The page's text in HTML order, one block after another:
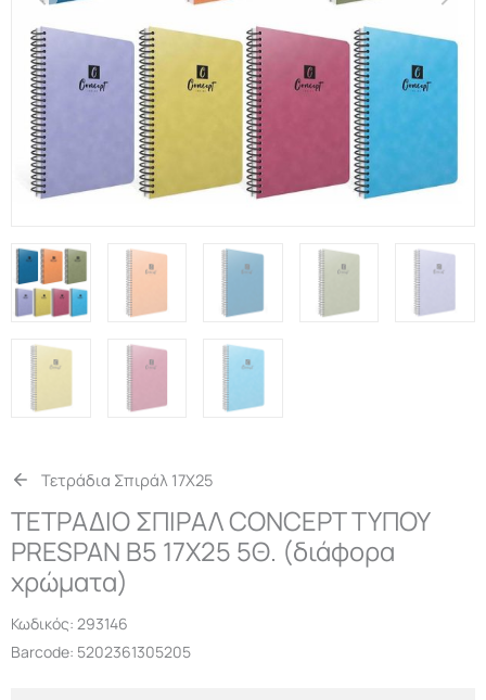
Τετράδια Σπιράλ 17Χ25
ΤΕΤΡΑΔΙΟ ΣΠΙΡΑΛ CONCEPT ΤΥΠΟΥ
PRESPAN Β5 17X25 5Θ. (διάφορα
χρώματα)
Κωδικός: 293146
Barcode: 5202361305205